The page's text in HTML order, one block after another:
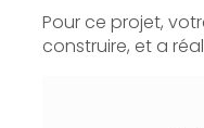
Pour ce projet,
construire, et a